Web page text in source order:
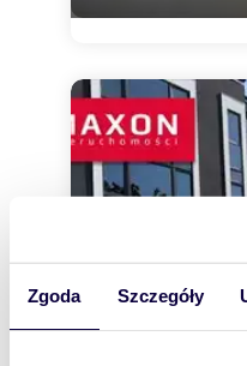
Zgoda Szczegóły